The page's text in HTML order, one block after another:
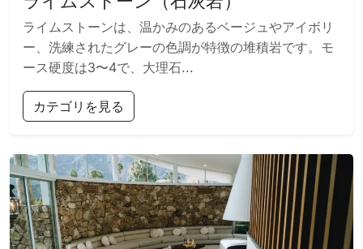
ライムストーンは、温かみのあるベージュやアイボリ
ー、洗練されたグレーの色調が特徴の堆積岩です。モ
ース硬度は3〜4で、大理石...
カテゴリを見る